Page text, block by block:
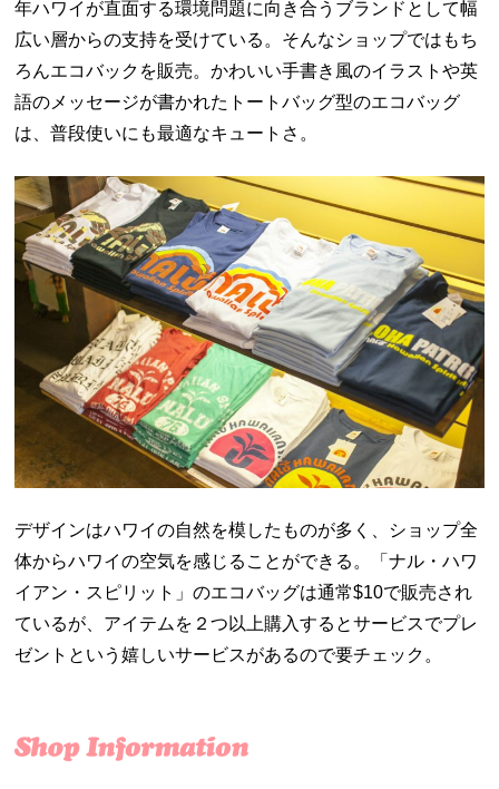
年ハワイが直面する環境問題に向き合うブランドとして幅
広い層からの支持を受けている。そんなショップではもち
ろんエコバックを販売。かわいい手書き風のイラストや英
語のメッセージが書かれたトートバッグ型のエコバッグ
は、普段使いにも最適なキュートさ。
デザインはハワイの自然を模したものが多く、ショップ全
体からハワイの空気を感じることができる。「ナル・ハワ
イアン・スピリット」のエコバッグは通常$10で販売され
ているが、アイテムを２つ以上購入するとサービスでプレ
ゼントという嬉しいサービスがあるので要チェック。